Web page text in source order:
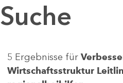
Suche
5 Ergebnisse für
Wirtschaftsstruktur